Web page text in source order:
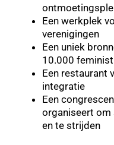
Een werkplek
verenigingen
Een uniek
10.000
Een restaurant
integratie
Een
organiseert om
en te strijden